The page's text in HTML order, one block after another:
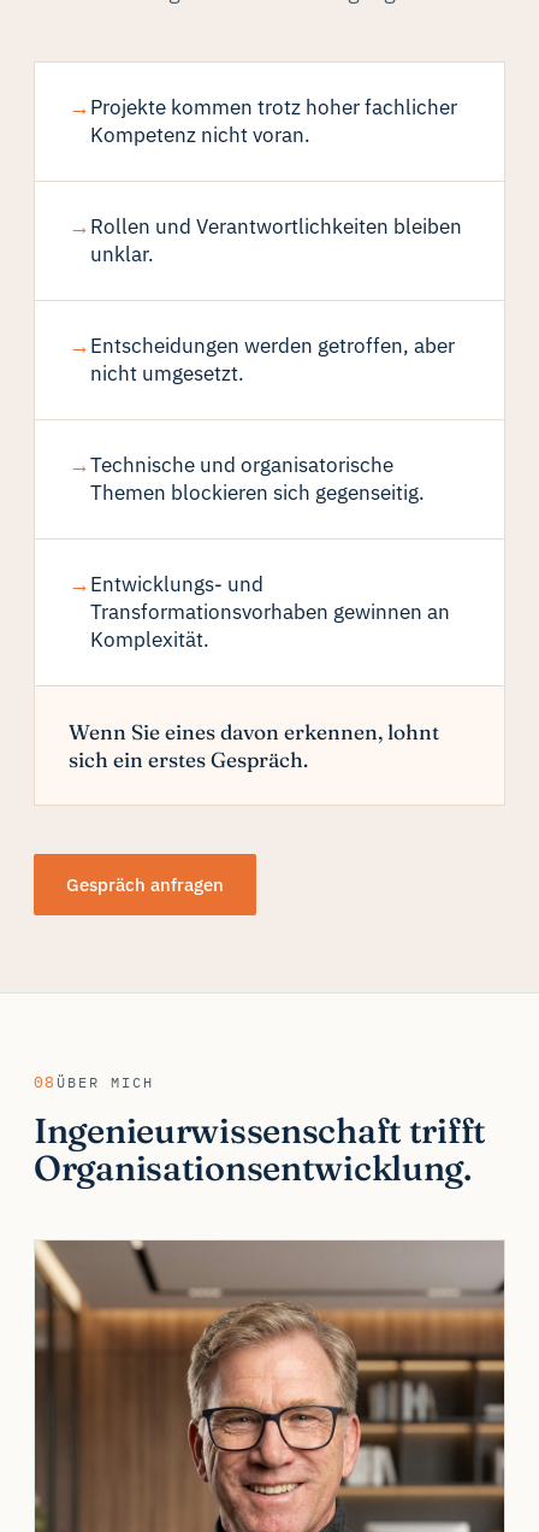
→Projekte kommen trotz hoher fachlicher
Kompetenz nicht voran.
→Rollen und Verantwortlichkeiten bleiben
unklar.
→Entscheidungen werden getroffen, aber
nicht umgesetzt.
→Technische und organisatorische
Themen blockieren sich gegenseitig.
→Entwicklungs- und
Transformationsvorhaben gewinnen an
Komplexität.
Wenn Sie eines davon erkennen, lohnt
sich ein erstes Gespräch.
Gespräch anfragen
08 ÜBER MICH
Ingenieurwissenschaft trifft
Organisationsentwicklung.